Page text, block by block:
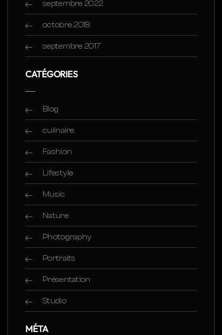
septembre 2022
octobre 2018
septembre 2017
CATÉGORIES
Blog
culinaire
Fashion
Lifestyle
Music
Nature
Photography
Portraits
Présentation
Studio
MÉTA